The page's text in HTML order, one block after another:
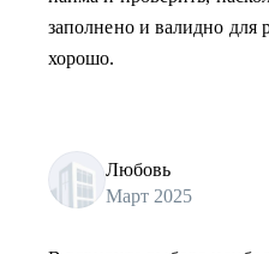
заполнено и валидно
хорошо.
Любовь
Март 2025